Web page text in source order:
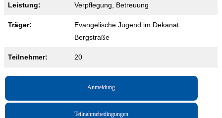
Leistung: Verpflegung, Betreuung
Träger:
Evangelische Jugend im Dekanat
Bergstraße
Teilnehmer: 20
Anmeldung
Teilnahmebedingungen